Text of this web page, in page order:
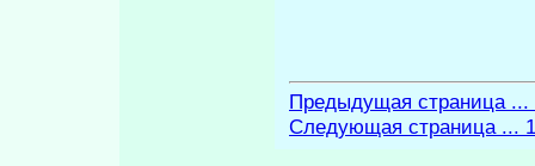
Предыдущая страница ...
Следующая страница ...